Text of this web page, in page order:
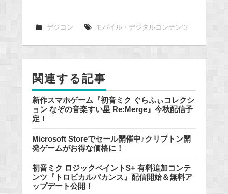
e
k
デジコン モバイル・デジタルコンテンツ
関連する記事
新作スマホゲーム『初音ミク ぐらふぃコレクシ
ョン なぞの音楽すい星 Re:Merge』今秋配信予
定！
Microsoft Storeでセール開催中♪クリプトン開
発ゲームがお得な価格に！
初音ミク ロジックペイントS+ 有料追加コンテ
ンツ『トロピカルバカンス』配信開始＆無料ア
ップデート公開！